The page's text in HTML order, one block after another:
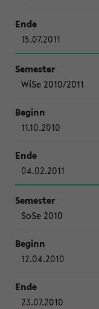
15.07.2011
WiSe 2010/2011
11.10.2010
04.02.2011
SoSe 2010
12.04.2010
23.07.2010